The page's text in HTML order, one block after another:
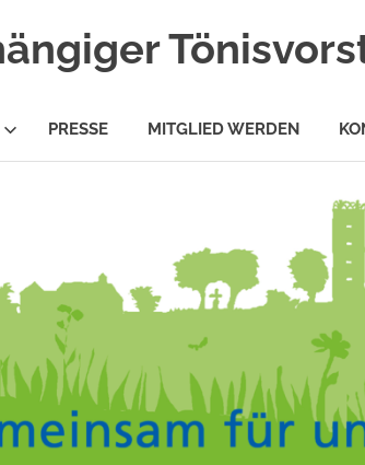
PRESSE MITGLIED WERDEN